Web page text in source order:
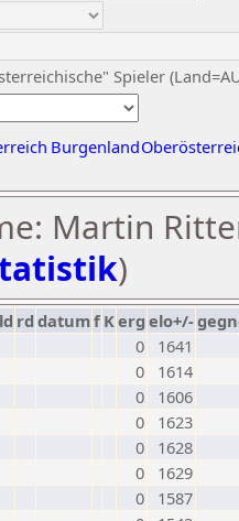
Spieler
Burgenland
Martin
)
rd datumf Kerg elo+/-
0
1641
0
1614
0
1606
0
1623
0
1628
0
1629
0
1587